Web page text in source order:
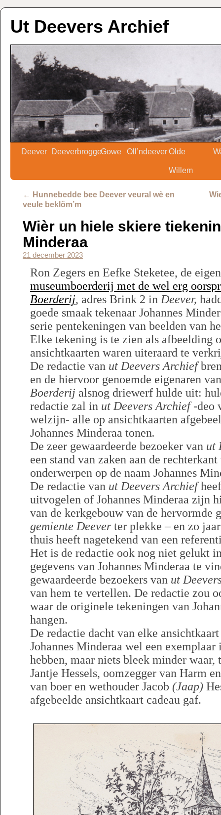
Ut Deevers Archief
Deever DeeverbroggeGowe Oll’ndeeverOlde
Willem
← Hunnebedde bee Deever veural wè en
veule beklöm’m
Wièr un hiele skiere
Minderaa
21 december 2023
Ron Zegers en Eefke Steketee, de
museumboerderij met de wel erg
Boerderij, adres Brink 2 in Deever,
goede smaak tekenaar Johannes
serie pentekeningen van beelden van
Elke tekening is te zien als afbeelding
ansichtkaarten waren uiteraard te
De redactie van ut Deevers Archief
en de hiervoor genoemde eigenaren
Boerderij alsnog driewerf hulde uit:
redactie zal in ut Deevers Archief-deo
welzijn- alle op ansichtkaarten
Johannes Minderaa tonen.
De zeer gewaardeerde bezoeker van ut
een stand van zaken aan de
onderwerpen op de naam Johannes
De redactie van ut Deevers Archief
uitvogelen of Johannes Minderaa zijn
van de kerkgebouw van de hervormde
gemiente Deeverter plekke – en zo
thuis heeft nagetekend van een
Het is de redactie ook nog niet gelukt
gegevens van Johannes Minderaa te
gewaardeerde bezoekers van ut
van hem te vertellen. De redactie zou
waar de originele tekeningen van
hangen.
De redactie dacht van elke
Johannes Minderaa wel een
hebben, maar niets bleek minder waar,
Jantje Hessels, oomzegger van Harm
van boer en wethouder Jacob (Jaap)
afgebeelde ansichtkaart cadeau gaf.